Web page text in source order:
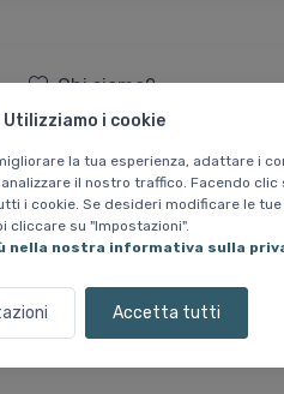
Utilizziamo i cookie
la tua esperienza, adattare i
il nostro traffico. Facendo clic
i cookie. Se desideri modificare le tue
cliccare su "Impostazioni".
nella nostra informativa sulla
Accetta tutti
Chi siamo?
Kit di
gare in cui il peso è
rispetto al Nano,